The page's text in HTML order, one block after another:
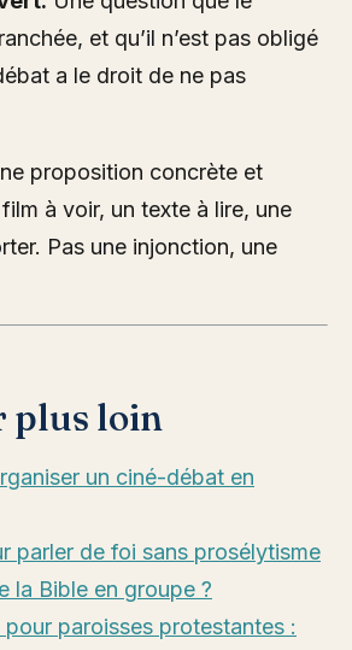
et qu’il n’est pas obligé
a le droit de ne pas
proposition concrète et
à voir, un texte à lire, une
Pas une injonction, une
plus loin
un ciné-débat en
parler de foi sans prosélytisme
la Bible en groupe ?
pour paroisses protestantes :